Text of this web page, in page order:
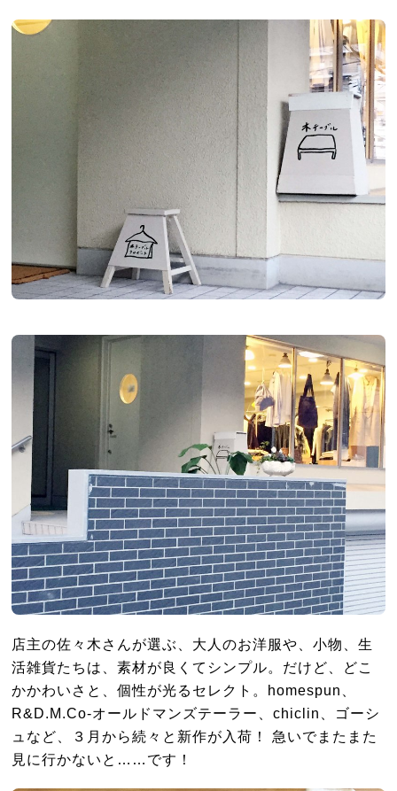
店主の佐々木さんが選ぶ、大人のお洋服や、小物、生
活雑貨たちは、素材が良くてシンプル。だけど、どこ
かかわいさと、個性が光るセレクト。homespun、
R&D.M.Co-オールドマンズテーラー、chiclin、ゴーシ
ュなど、３月から続々と新作が入荷！ 急いでまたまた
見に行かないと……です！